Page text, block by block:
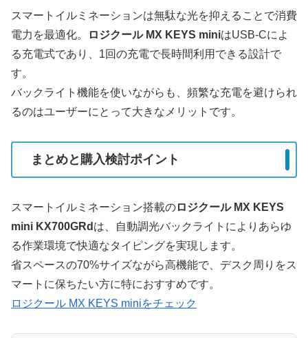
スマートイルミネーションは無駄な光を抑えることで消費
電力を最適化。
ロジクール MX KEYS miniはUSB-Cによ
る充電式であり、1回の充電で長時間利用できる設計で
す。
バックライト機能を使いながらも、頻繁な充電を避けられ
るのはユーザーにとって大きなメリットです。
まとめと購入検討ポイント
スマートイルミネーション搭載のロジクール MX KEYS
mini KX700GRd は、自動調光バックライトによりあらゆ
る作業環境で快適なタイピングを実現します。
省スペースの70%サイズながら高機能で、デスク周りをス
マートに保ちたい方に特におすすめです。
ロジクール MX KEYS miniをチェック